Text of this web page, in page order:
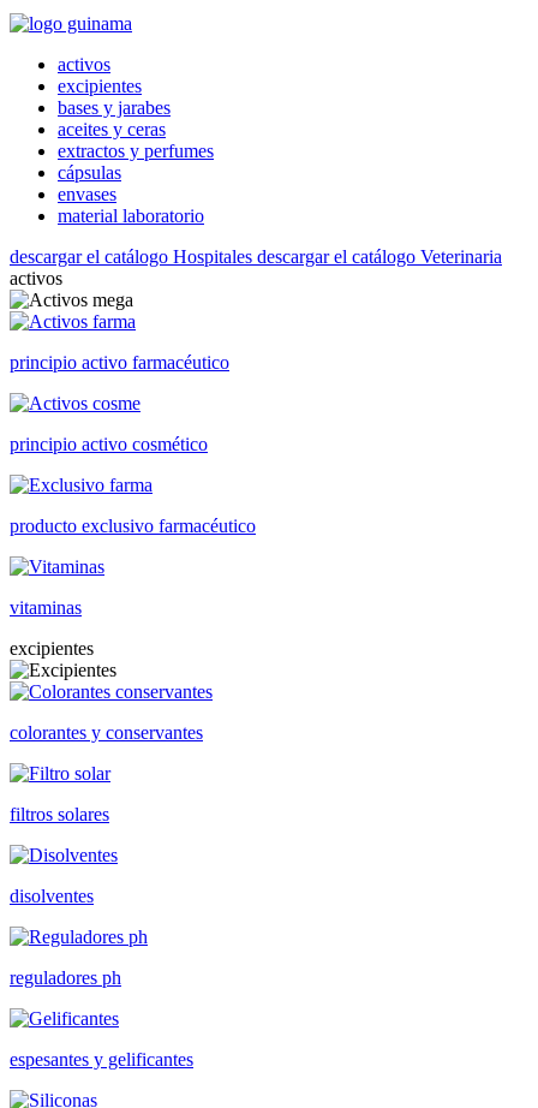
activos
excipientes
bases y jarabes
aceites y ceras
extractos y perfumes
cápsulas
envases
material laboratorio
descargar el catálogo Hospitales descargar el catálogo Veterinaria
activos
principio activo farmacéutico
principio activo cosmético
producto exclusivo farmacéutico
vitaminas
excipientes
colorantes y conservantes
filtros solares
disolventes
reguladores ph
espesantes y gelificantes